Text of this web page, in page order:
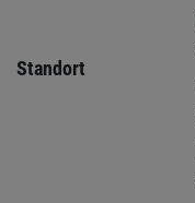
Standort